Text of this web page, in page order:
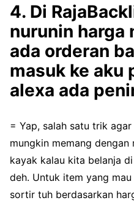
4. Di
nurunin harga
ada orderan
masuk ke aku
alexa ada
= Yap, salah satu trik
mungkin memang dengan
kayak kalau kita belanja
deh. Untuk item yang
sortir tuh berdasarkan